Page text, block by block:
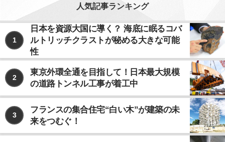
人気記事ランキング
1
日本を資源大国に導く？ 海底に眠るコバ
ルトリッチクラストが秘める大きな可能
性
2
東京外環全通を目指して！日本最大規模
の道路トンネル工事が着工中
3
フランスの集合住宅“白い木”が建築の未
来をつむぐ！